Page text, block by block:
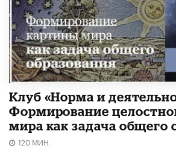
Клуб «Норма и
Формирование
мира как задача общего
120 МИН.